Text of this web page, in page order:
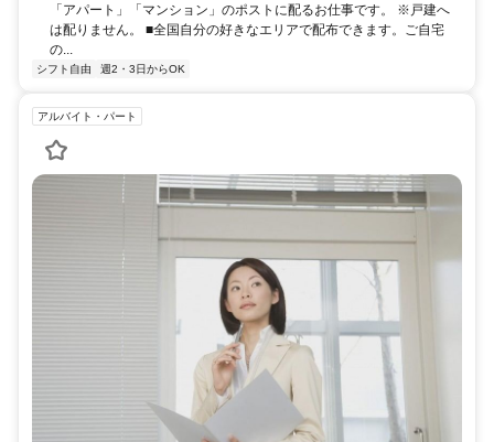
「アパート」「マンション」のポストに配るお仕事です。 ※戸建へ
は配りません。 ■全国自分の好きなエリアで配布できます。ご自宅
の...
シフト自由 週2・3日からOK
アルバイト・パート